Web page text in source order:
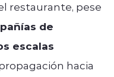
restaurante, pese
de
escalas
hacia